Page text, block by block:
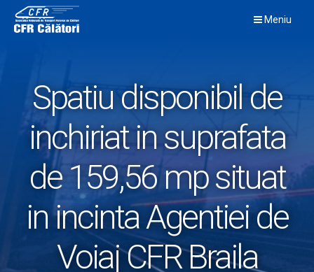
content
Meniu
Spatiu disponibil de
inchiriat in suprafata
de 159,56 mp situat
in incinta Agentiei de
Voiaj CFR Braila